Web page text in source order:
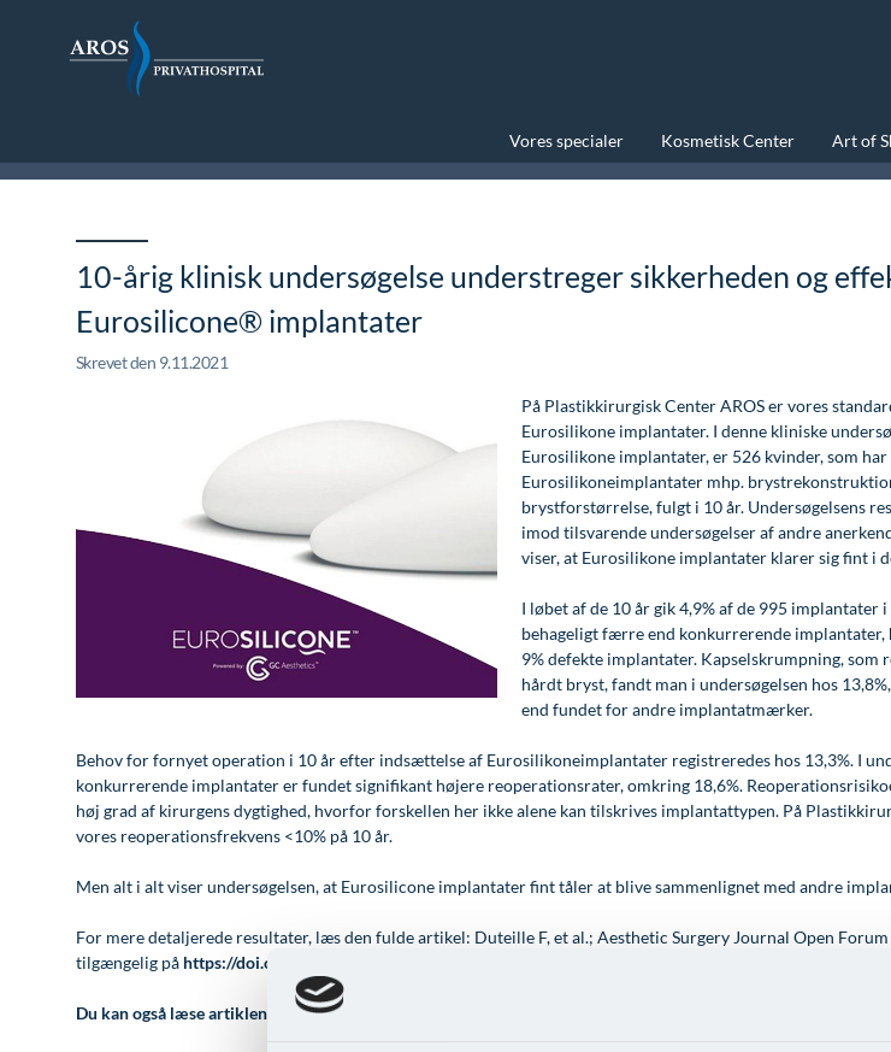
Vores specialer Kosmetisk Center Art of
10-årig klinisk undersøgelse understreger sikkerheden og
Eurosilicone® implantater
Skrevet den 9.11.2021
På Plastikkirurgisk Center AROS er vores
Eurosilikone implantater. I denne kliniske
Eurosilikone implantater, er 526 kvinder, som
Eurosilikoneimplantater mhp.
brystforstørrelse, fulgt i 10 år. Undersøgelsens
imod tilsvarende undersøgelser af andre
viser, at Eurosilikone implantater klarer sig fint i
I løbet af de 10 år gik 4,9% af de 995 implantater
behageligt færre end konkurrerende implantater,
9% defekte implantater. Kapselskrumpning, som
hårdt bryst, fandt man i undersøgelsen hos
end fundet for andre implantatmærker.
Behov for fornyet operation i 10 år efter indsættelse af Eurosilikoneimplantater registreredes hos 13,3%. I
konkurrerende implantater er fundet signifikant højere reoperationsrater, omkring 18,6%.
høj grad af kirurgens dygtighed, hvorfor forskellen her ikke alene kan tilskrives implantattypen. På
vores reoperationsfrekvens <10% på 10 år.
Men alt i alt viser undersøgelsen, at Eurosilicone implantater fint tåler at blive sammenlignet med andre
For mere detaljerede resultater, læs den fulde artikel: Duteille F, et al.; Aesthetic Surgery Journal Open Forum
tilgængelig på https://doi.org/10.1093/asjof/ojz012
Du kan også læse artiklen på linket her >